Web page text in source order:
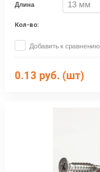
Длина
Кол-во:
Добавить к сравнению
0.13 руб. (шт)